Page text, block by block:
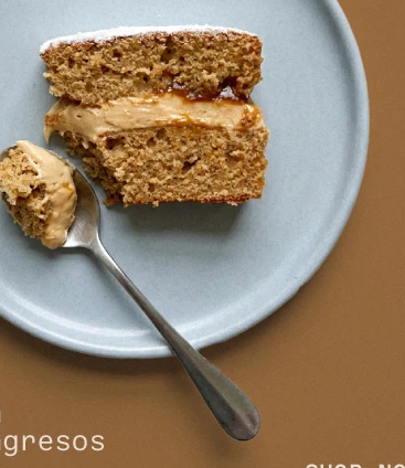
NEWSLETTER
y recibí todas nuestras novedades!
SUSCRIBIRME
